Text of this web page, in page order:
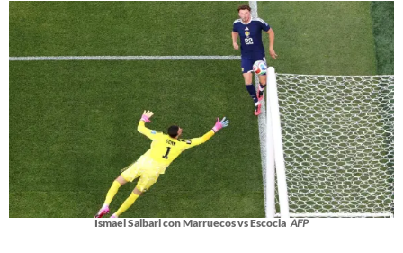
Ismael Saibari con Marruecos vs Escocia AFP